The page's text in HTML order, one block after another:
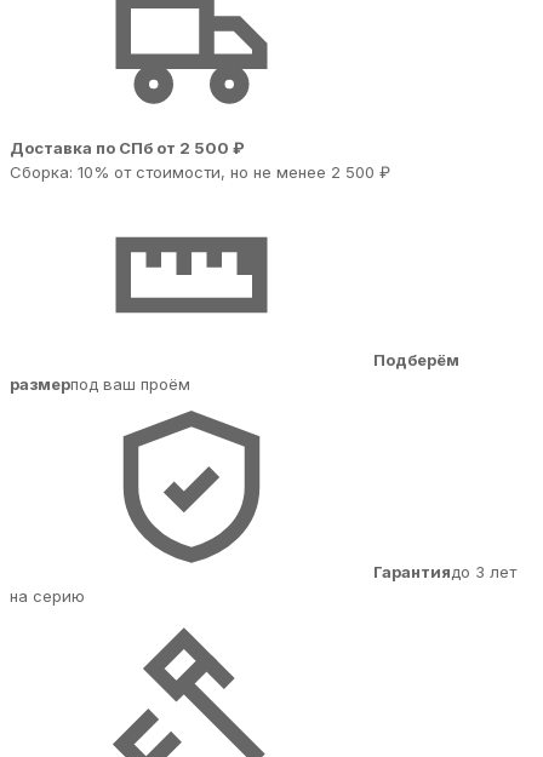
Доставка по СПб от 2 500 ₽
Сборка: 10% от стоимости, но не менее 2 500 ₽
Подберём
размерпод ваш проём
Гарантиядо 3 лет
на серию